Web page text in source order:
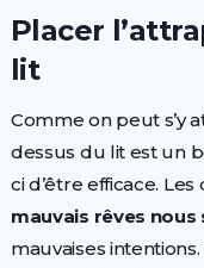
Placer
lit
Comme on peut s’y
dessus du lit est un
ci d’être efficace.
mauvais rêves
mauvaises